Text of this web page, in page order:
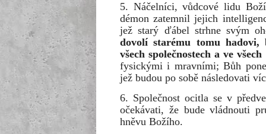
5. Náčelníci, vůdcové lidu
démon zatemnil jejich
jež starý ďábel strhne svým
dovolí starému tomu
všech společnostech a ve
fysickými i mravními; Bůh
jež budou po sobě následovati
6. Společnost ocitla se v
očekávati, že bude vládnouti
hněvu Božího.